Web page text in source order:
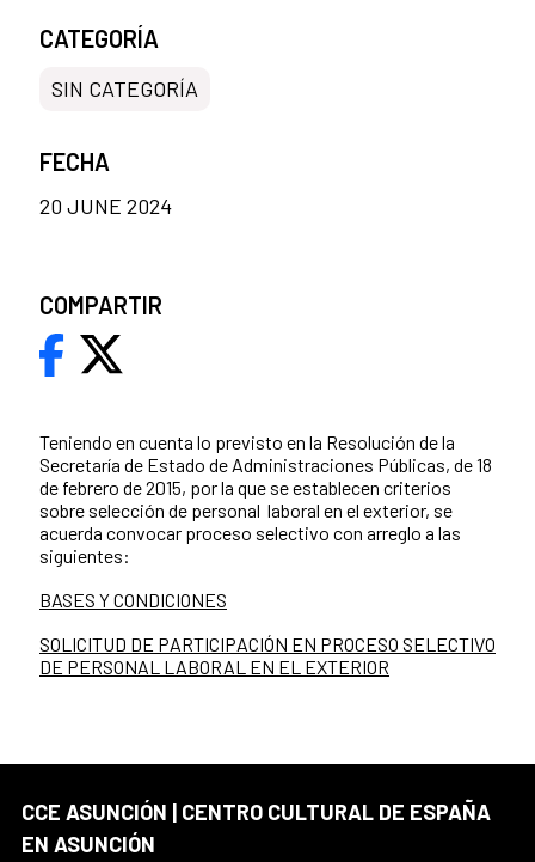
Teniendo en cuenta lo previsto en la Resolución de la
Secretaría de Estado de Administraciones Públicas, de 18
de febrero de 2015, por la que se establecen criterios
sobre selección de personal laboral en el exterior, se
acuerda convocar proceso selectivo con arreglo a las
siguientes:
BASES Y CONDICIONES
SOLICITUD DE PARTICIPACIÓN EN PROCESO SELECTIVO
DE PERSONAL LABORAL EN EL EXTERIOR
CATEGORÍA
SIN CATEGORÍA
FECHA
20 JUNE 2024
COMPARTIR
CCE ASUNCIÓN | CENTRO CULTURAL DE ESPAÑA
EN ASUNCIÓN